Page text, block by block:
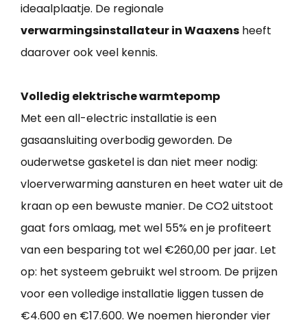
ideaalplaatje. De regionale
verwarmingsinstallateur in Waaxens heeft
daarover ook veel kennis.
Volledig elektrische warmtepomp
Met een all-electric installatie is een
gasaansluiting overbodig geworden. De
ouderwetse gasketel is dan niet meer nodig:
vloerverwarming aansturen en heet water uit de
kraan op een bewuste manier. De CO2 uitstoot
gaat fors omlaag, met wel 55% en je profiteert
van een besparing tot wel €260,00 per jaar. Let
op: het systeem gebruikt wel stroom. De prijzen
voor een volledige installatie liggen tussen de
€4.600 en €17.600. We noemen hieronder vier